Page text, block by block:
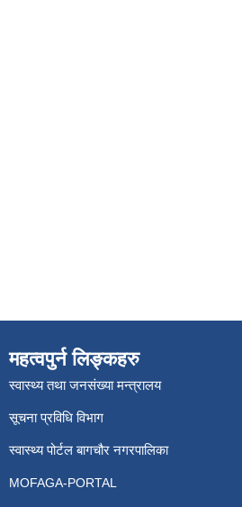
महत्वपुर्न लिङ्कहरु
स्वास्थ्य तथा जनसंख्या मन्त्रालय
सूचना प्रविधि विभाग
स्वास्थ्य पोर्टल बागचौर नगरपालिका
MOFAGA-PORTAL